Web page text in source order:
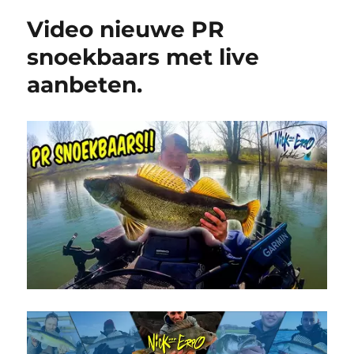
Video nieuwe PR
snoekbaars met live
aanbeten.